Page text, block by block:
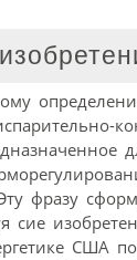
фразу
сие
США